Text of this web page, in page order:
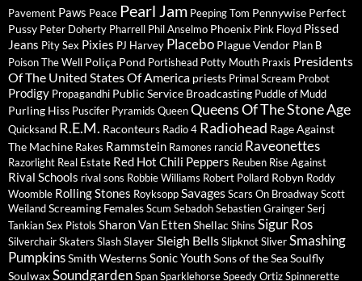
Pavement Paws Peace Pearl Jam Peeping Tom Pennywise Perfect
Pussy Peter Doherty Pharrell Phil Anselmo Phoenix Pink Floyd Pissed
Jeans Pity Sex Pixies PJ Harvey Placebo Plague Vendor Plan B
Poison The Well Poliça Pond Portishead Potty Mouth Praxis Presidents
Of The United States Of America priests Primal Scream Probot
Prodigy Propagandhi Public Service Broadcasting Puddle of Mudd
Purling Hiss Puscifer Pyramids QueenQueens Of The Stone Age
Quicksand R.E.M. Raconteurs Radio 4 Radiohead Rage Against
The Machine Rakes Rammstein Ramones rancid Raveonettes
Razorlight Real Estate Red Hot Chili Peppers Reuben Rise Against
Rival Schools rival sons Robbie Williams Robert Pollard Robyn Roddy
Woomble Rolling Stones RoyksoppSavagesScars On BroadwayScott
WeilandScreaming FemalesScum SebadohSebastien GraingerSerj
TankianSex Pistols Sharon Van EttenShellac Shins Sigur Ros
SilverchairSkaters SlashSlayerSleigh BellsSlipknotSliverSmashing
PumpkinsSmith WesternsSonic YouthSons of the SeaSoulfly
SoulwaxSoundgardenSpanSparklehorseSpeedy OrtizSpinnerette